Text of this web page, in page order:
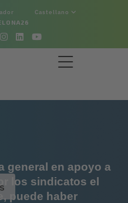
Castellano
general en apoyo a
los sindicatos el
puede haber